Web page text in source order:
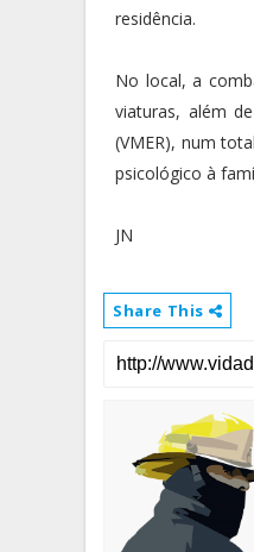
residência.
No local, a
viaturas, além
(VMER), num
psicológico à
JN
Share This